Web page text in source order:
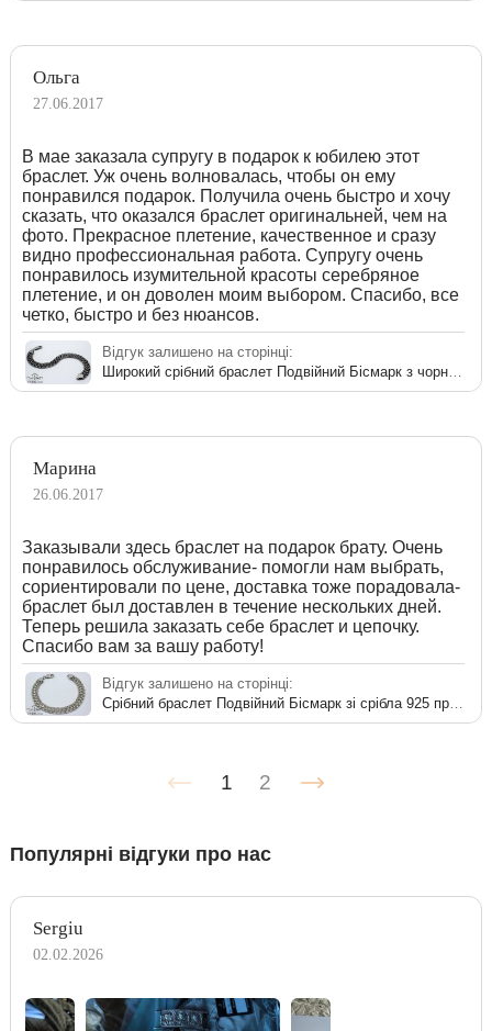
Ольга
27.06.2017
В мае заказала супругу в подарок к юбилею этот
браслет. Уж очень волновалась, чтобы он ему
понравился подарок. Получила очень быстро и хочу
сказать, что оказался браслет оригинальней, чем на
фото. Прекрасное плетение, качественное и сразу
видно профессиональная работа. Супругу очень
понравилось изумительной красоты серебряное
плетение, и он доволен моим выбором. Спасибо, все
четко, быстро и без нюансов.
Відгук залишено на сторінці:
Марина
26.06.2017
Заказывали здесь браслет на подарок брату. Очень
понравилось обслуживание- помогли нам выбрать,
сориентировали по цене, доставка тоже порадовала-
браслет был доставлен в течение нескольких дней.
Теперь решила заказать себе браслет и цепочку.
Спасибо вам за вашу работу!
Відгук залишено на сторінці:
1 2
Популярні відгуки про нас
Sergiu
02.02.2026